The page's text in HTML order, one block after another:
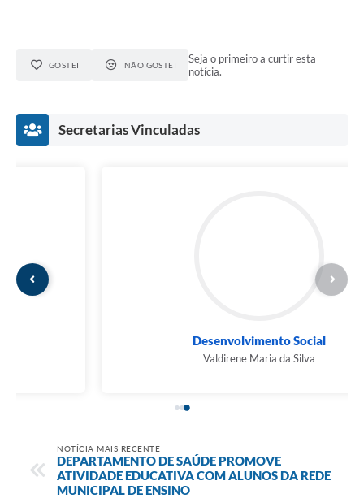
GOSTEI NÃO GOSTEI
Seja o primeiro a curtir esta
notícia.
Secretarias Vinculadas
Desenvolvimento Social
Valdirene Maria da Silva
NOTÍCIA MAIS RECENTE
DEPARTAMENTO DE SAÚDE PROMOVE
ATIVIDADE EDUCATIVA COM ALUNOS DA REDE
MUNICIPAL DE ENSINO